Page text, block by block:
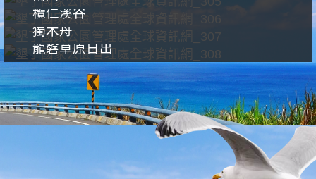
欖仁溪谷
獨木舟
龍磐草原日出